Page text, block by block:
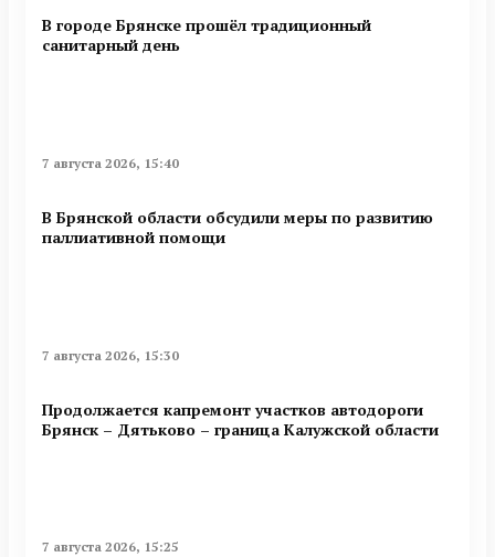
В городе Брянске прошёл традиционный
санитарный день
7 августа 2026, 15:40
В Брянской области обсудили меры по развитию
паллиативной помощи
7 августа 2026, 15:30
Продолжается капремонт участков автодороги
Брянск – Дятьково – граница Калужской области
7 августа 2026, 15:25